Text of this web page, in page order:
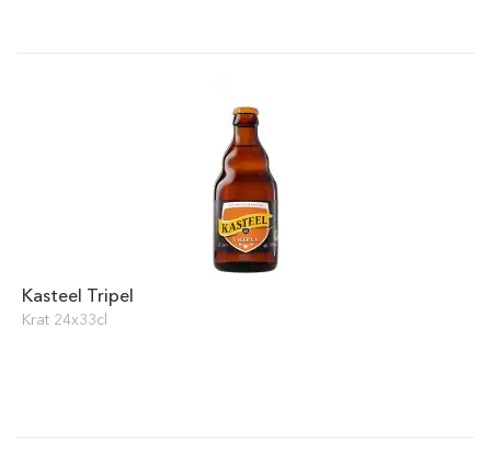
Kasteel Tripel
Krat 24x33cl